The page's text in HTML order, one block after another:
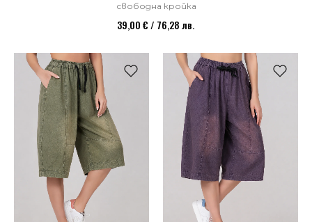
свободна кройка
39,00 € / 76,28 лв.